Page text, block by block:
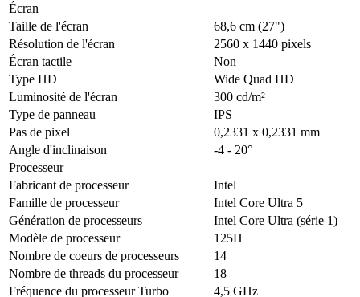
Écran
Taille de l'écran
68,6 cm (27")
Résolution de l'écran
2560 x 1440 pixels
Écran tactile
Non
Type HD
Wide Quad HD
Luminosité de l'écran
300 cd/m²
Type de panneau
IPS
Pas de pixel
0,2331 x 0,2331 mm
Angle d'inclinaison
-4 - 20°
Processeur
Fabricant de processeur
Intel
Famille de processeur
Intel Core Ultra 5
Génération de processeurs
Intel Core Ultra (série 1)
Modèle de processeur
125H
Nombre de coeurs de processeurs
14
Nombre de threads du processeur
18
Fréquence du processeur Turbo
4,5 GHz